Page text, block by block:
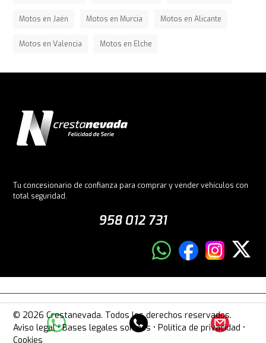
Motos en Jaén Motos en Murcia Motos en Alicante
Motos en Valencia Motos en Elche
Tu concesionario de confianza para comprar y vender vehículos con
total seguridad.
958 012 731
© 2026 Crestanevada. Todos los derechos reservados.
Aviso legal•Bases legales sorteos •Política de privacidad •
Cookies